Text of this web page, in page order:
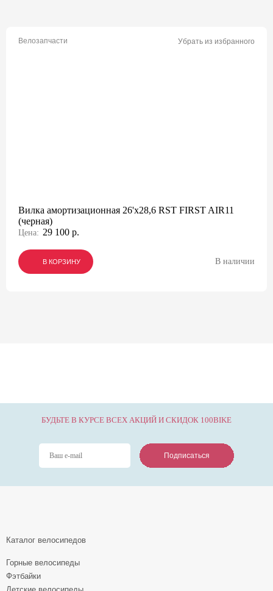
Велозапчасти Убрать из избранного
Вилка амортизационная 26'х28,6 RST FIRST AIR11
(черная)
Цена: 29 100 р.
В КОРЗИНУ
В КОРЗИНУ
В КОРЗИНУ В наличии
БУДЬТЕ В КУРСЕ ВСЕХ АКЦИЙ И СКИДОК 100BIKE
Подписаться
Подписаться
Подписаться
Каталог велосипедов
Горные велосипеды
Фэтбайки